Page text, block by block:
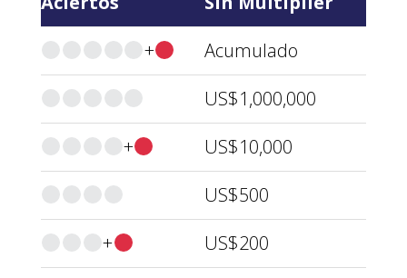
+
Acumulado
US$1,000,000
+
US$10,000
US$500
+
US$200